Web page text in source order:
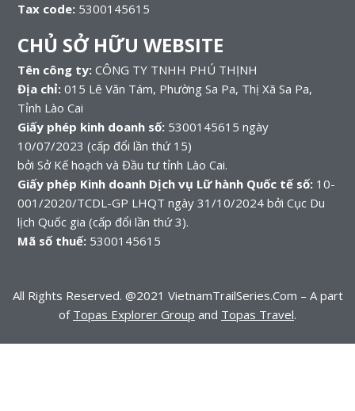
Tax code: 5300145615
CHỦ SỞ HỮU WEBSITE
Tên công ty: CÔNG TY TNHH PHÚ THỊNH
Địa chỉ: 015 Lê Văn Tám, Phường Sa Pa, Thị Xã Sa Pa,
Tỉnh Lào Cai
Giấy phép kinh doanh số: 5300145615 ngày
10/07/2023 (cấp đổi lần thứ 15)
bởi Sở Kế hoạch và Đầu tư tỉnh Lào Cai.
Giấy phép Kinh doanh Dịch vụ Lữ hành Quốc tế số: 10-
001/2020/TCDL-GP LHQT ngày 31/10/2024 bởi Cục Du
lịch Quốc gia (cấp đổi lần thứ 3).
Mã số thuế:5300145615
All Rights Reserved. @2021 VietnamTrailSeries.Com – A part
of Topas Explorer Group and Topas Travel.